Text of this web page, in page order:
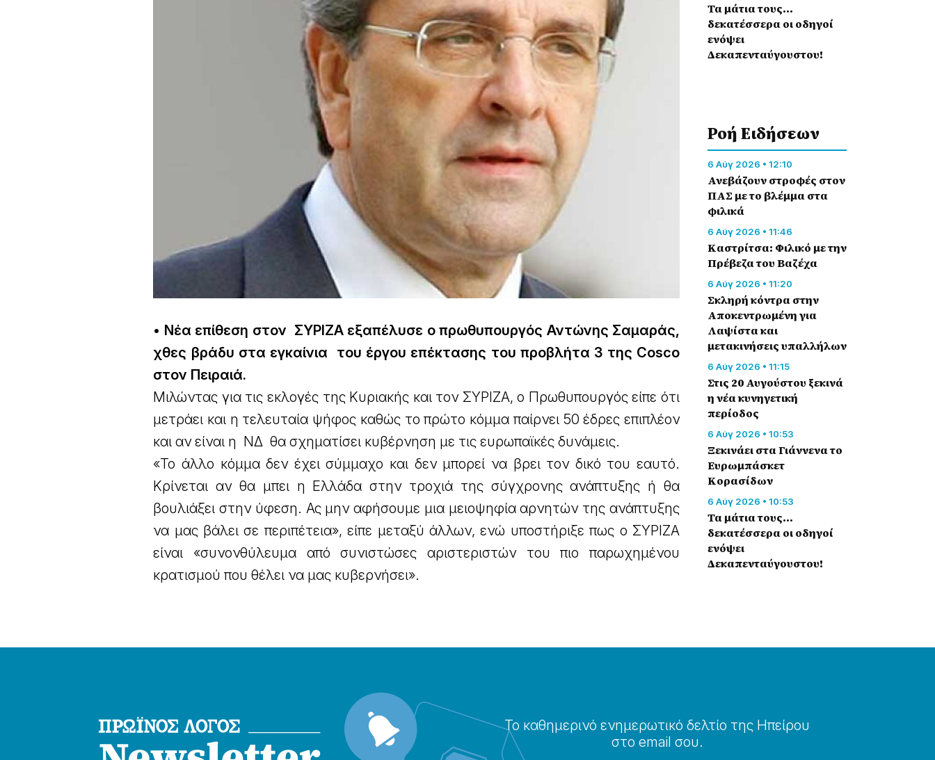
• Νέα επίθεση στον ΣΥΡΙΖΑ εξαπέλυσε ο πρωθυπουργός Αντώνης Σαμαράς,
χθες βράδυ στα εγκαίνια του έργου επέκτασης του προβλήτα 3 της Cosco
στον Πειραιά.
Μιλώντας για τις εκλογές της Κυριακής και τον ΣΥΡΙΖΑ, ο Πρωθυπουργός είπε ότι
μετράει και η τελευταία ψήφος καθώς το πρώτο κόμμα παίρνει 50 έδρες επιπλέον
και αν είναι η ΝΔ θα σχηματίσει κυβέρνηση με τις ευρωπαϊκές δυνάμεις.
«Το άλλο κόμμα δεν έχει σύμμαχο και δεν μπορεί να βρει τον δικό του εαυτό.
Κρίνεται αν θα μπει η Ελλάδα στην τροχιά της σύγχρονης ανάπτυξης ή θα
βουλιάξει στην ύφεση. Ας μην αφήσουμε μια μειοψηφία αρνητών της ανάπτυξης
να μας βάλει σε περιπέτεια», είπε μεταξύ άλλων, ενώ υποστήριξε πως ο ΣΥΡΙΖΑ
είναι «συνονθύλευμα από συνιστώσες αριστεριστών του πιο παρωχημένου
κρατισμού που θέλει να μας κυβερνήσει».
Τα μάτια τους…
δεκατέσσερα οι οδηγοί
ενόψει
Δεκαπενταύγουστου!
Ροή Eιδήσεων
6 Αύγ 2026 • 12:10
Ανεβάζουν στροφές στον
ΠΑΣ με το βλέμμα στα
φιλικά
6 Αύγ 2026 • 11:46
Καστρίτσα: Φιλικό με την
Πρέβεζα του Βαζέχα
6 Αύγ 2026 • 11:20
Σκληρή κόντρα στην
Αποκεντρωμένη για
Λαψίστα και
μετακινήσεις υπαλλήλων
6 Αύγ 2026 • 11:15
Στις 20 Αυγούστου ξεκινά
η νέα κυνηγετική
περίοδος
6 Αύγ 2026 • 10:53
Ξεκινάει στα Γιάννενα το
Ευρωμπάσκετ
Κορασίδων
6 Αύγ 2026 • 10:53
Τα μάτια τους…
δεκατέσσερα οι οδηγοί
ενόψει
Δεκαπενταύγουστου!
Το καθημερɩνό ενημερωτɩκό δελτίο της Ηπείρου
στο email σου.